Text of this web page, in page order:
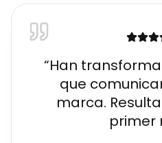
“Han
que
marca.
primer